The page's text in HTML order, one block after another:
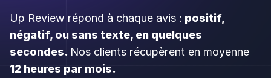
Up Review répond à chaque avis : positif,
négatif, ou sans texte, en quelques
secondes. Nos clients récupèrent en moyenne
12 heures par mois.